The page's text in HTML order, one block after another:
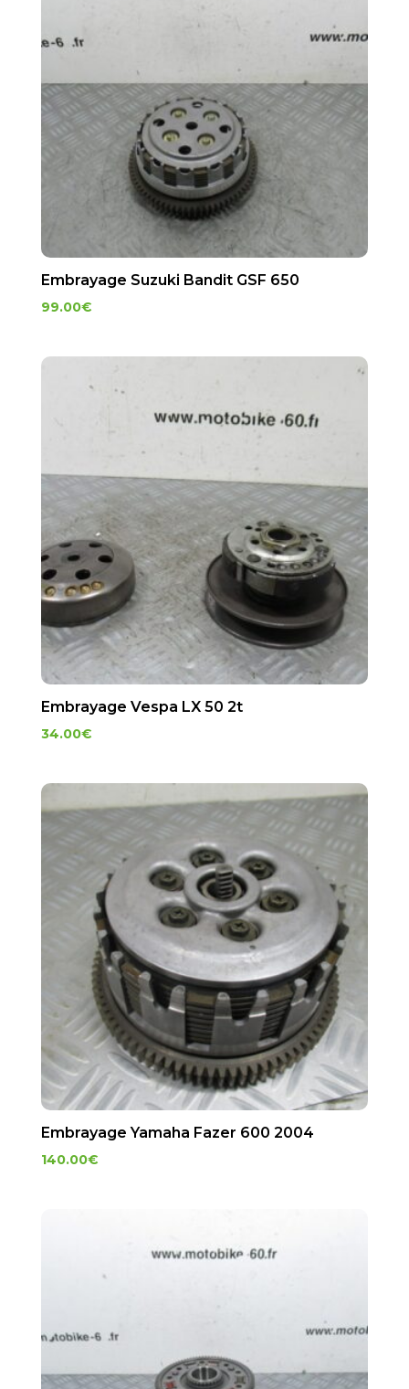
Embrayage Suzuki Bandit GSF 650
99.00€
Embrayage Vespa LX 50 2t
34.00€
Embrayage Yamaha Fazer 600 2004
140.00€